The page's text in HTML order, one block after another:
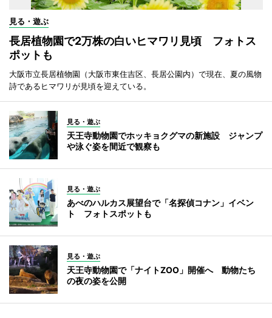
見る・遊ぶ
長居植物園で2万株の白いヒマワリ見頃 フォトス
ポットも
大阪市立長居植物園（大阪市東住吉区、長居公園内）で現在、夏の風物
詩であるヒマワリが見頃を迎えている。
見る・遊ぶ
天王寺動物園でホッキョクグマの新施設 ジャンプ
や泳ぐ姿を間近で観察も
見る・遊ぶ
あべのハルカス展望台で「名探偵コナン」イベン
ト フォトスポットも
見る・遊ぶ
天王寺動物園で「ナイトZOO」開催へ 動物たち
の夜の姿を公開